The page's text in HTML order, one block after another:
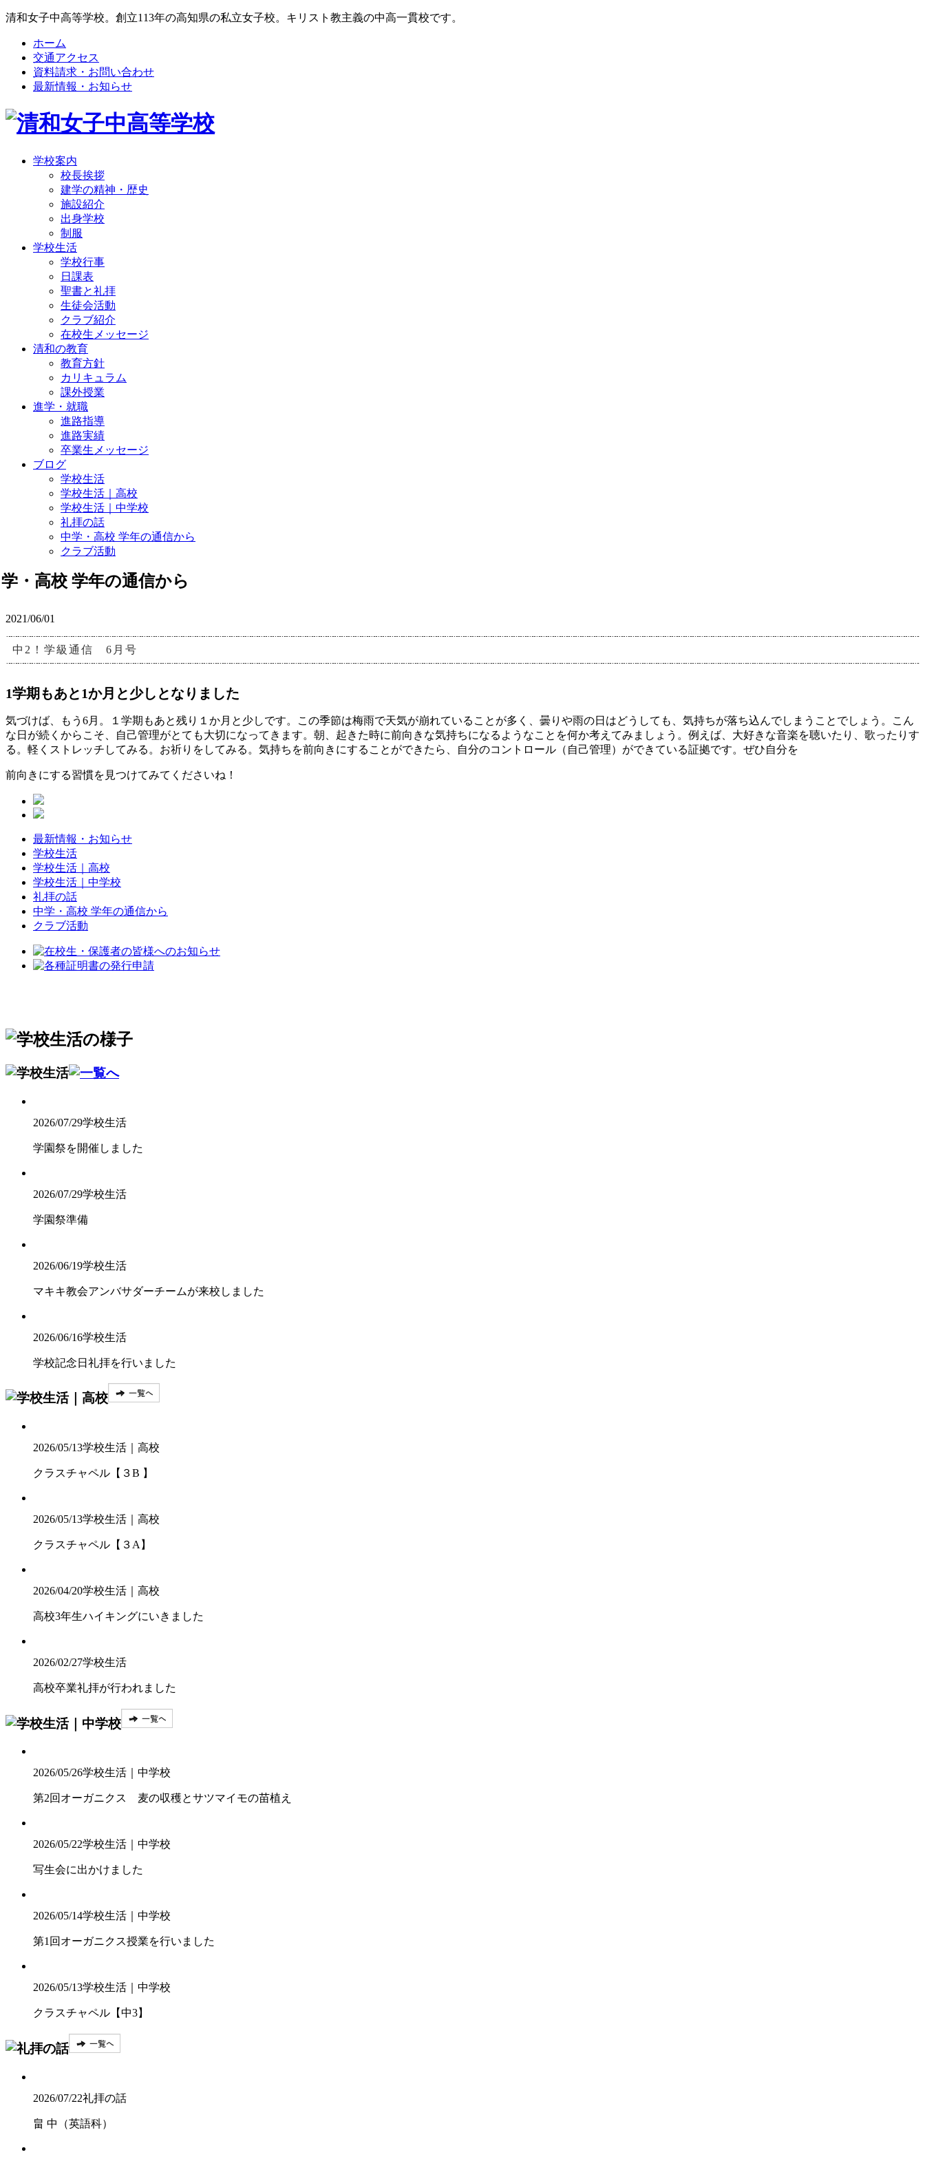
清和女子中高等学校。創立113年の高知県の私立女子校。キリスト教主義の中高一貫校です。
ホーム
交通アクセス
資料請求・お問い合わせ
最新情報・お知らせ
学校案内
校長挨拶
建学の精神・歴史
施設紹介
出身学校
制服
学校生活
学校行事
日課表
聖書と礼拝
生徒会活動
クラブ紹介
在校生メッセージ
清和の教育
教育方針
カリキュラム
課外授業
進学・就職
進路指導
進路実績
卒業生メッセージ
ブログ
学校生活
学校生活｜高校
学校生活｜中学校
礼拝の話
中学・高校 学年の通信から
クラブ活動
・高校 学年の通信から
2021/06/01
中2！学級通信 6月号
1学期もあと1か月と少しとなりました
気づけば、もう6月。１学期もあと残り１か月と少しです。この季節は梅雨で天気が崩れていることが多く、曇りや雨の日はどうしても、気持ちが落ち込んでしまうことでしょう。こん
な日が続くからこそ、自己管理がとても大切になってきます。朝、起きた時に前向きな気持ちになるようなことを何か考えてみましょう。例えば、大好きな音楽を聴いたり、歌ったりす
る。軽くストレッチしてみる。お祈りをしてみる。気持ちを前向きにすることができたら、自分のコントロール（自己管理）ができている証拠です。ぜひ自分を
前向きにする習慣を見つけてみてくださいね！
最新情報・お知らせ
学校生活
学校生活｜高校
学校生活｜中学校
礼拝の話
中学・高校 学年の通信から
クラブ活動
2026/07/29学校生活
学園祭を開催しました
2026/07/29学校生活
学園祭準備
2026/06/19学校生活
マキキ教会アンバサダーチームが来校しました
2026/06/16学校生活
学校記念日礼拝を行いました
2026/05/13学校生活｜高校
クラスチャペル【３B 】
2026/05/13学校生活｜高校
クラスチャペル【３A】
2026/04/20学校生活｜高校
高校3年生ハイキングにいきました
2026/02/27学校生活
高校卒業礼拝が行われました
2026/05/26学校生活｜中学校
第2回オーガニクス 麦の収穫とサツマイモの苗植え
2026/05/22学校生活｜中学校
写生会に出かけました
2026/05/14学校生活｜中学校
第1回オーガニクス授業を行いました
2026/05/13学校生活｜中学校
クラスチャペル【中3】
2026/07/22礼拝の話
畠 中（英語科）